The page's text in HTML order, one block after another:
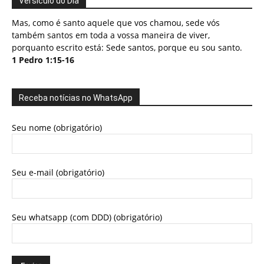
Mas, como é santo aquele que vos chamou, sede vós
também santos em toda a vossa maneira de viver,
porquanto escrito está: Sede santos, porque eu sou santo.
1 Pedro 1:15-16
Receba notícias no WhatsApp
Seu nome (obrigatório)
Seu e-mail (obrigatório)
Seu whatsapp (com DDD) (obrigatório)